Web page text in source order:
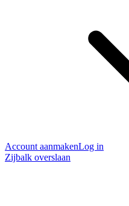
Account aanmakenLog in
Zijbalk overslaan